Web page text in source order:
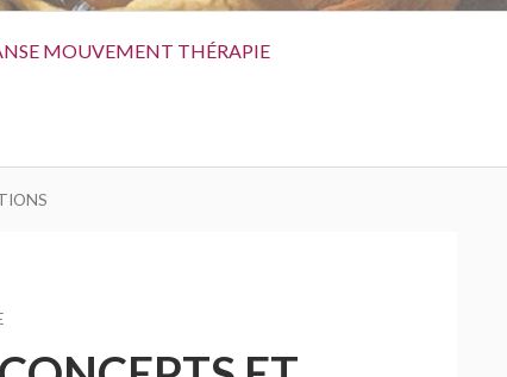
MOUVEMENT THÉRAPIE
SUR
PSYCHOTRAUMATISMES